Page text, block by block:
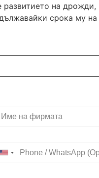
на дрожди,
срока му на